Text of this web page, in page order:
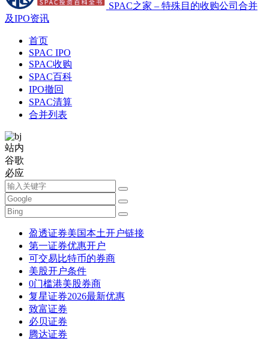
SPAC之家 – 特殊目的收购公司合并
及IPO资讯
首页
SPAC IPO
SPAC收购
SPAC百科
IPO撤回
SPAC清算
合并列表
站内
谷歌
必应
盈透证券美国本土开户链接
第一证券优惠开户
可交易比特币的券商
美股开户条件
0门槛港美股券商
复星证券2026最新优惠
致富证券
必贝证券
腾达证券